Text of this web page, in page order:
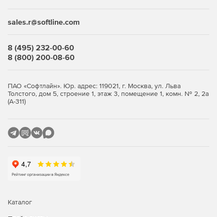
Для ЮЛ с любыми другими ОКВЭД подойдет
Преимущества
продукт полностью отвечает требованиям
российского законодательства и обладает
производительности файлового сервера.
Dr.Web идеально функционировать на серверах
sales.r@softline.com
8 (495) 232-00-60
8 (800) 200-08-60
ПАО «Софтлайн». Юр. адрес: 119021, г. Москва, ул. Льва
Толстого, дом 5, строение 1, этаж 3, помещение 1, комн. № 2, 2а
(А-311)
Каталог